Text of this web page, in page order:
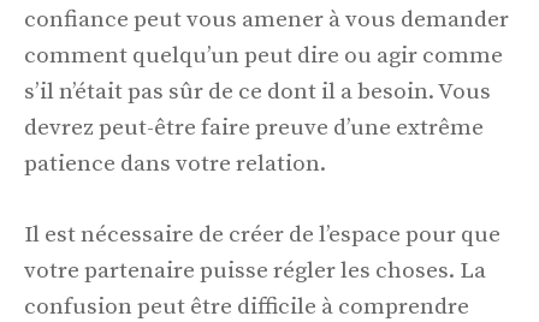
confiance peut vous amener à vous demander
comment quelqu’un peut dire ou agir comme
s’il n’était pas sûr de ce dont il a besoin. Vous
devrez peut-être faire preuve d’une extrême
patience dans votre relation.
Il est nécessaire de créer de l’espace pour que
votre partenaire puisse régler les choses. La
confusion peut être difficile à comprendre